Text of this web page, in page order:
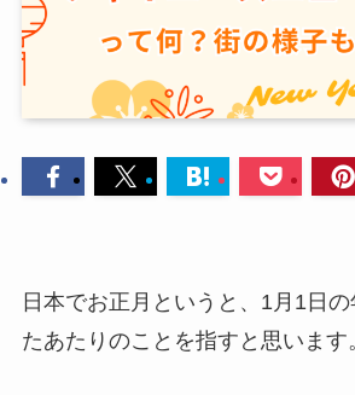
日本でお正月というと、1月1日
たあたりのことを指すと思います